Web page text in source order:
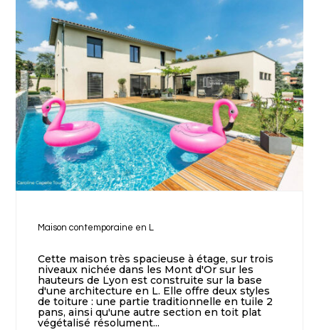
Maison contemporaine en L
Cette maison très spacieuse à étage, sur trois
niveaux nichée dans les Mont d'Or sur les
hauteurs de Lyon est construite sur la base
d'une architecture en L. Elle offre deux styles
de toiture : une partie traditionnelle en tuile 2
pans, ainsi qu'une autre section en toit plat
végétalisé résolument...